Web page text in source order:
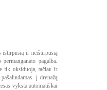
ištirpusią ir neištirpusią
pagalba.
tik oksiduoja, tačiau ir
į drenažą
vyksta automatiškai